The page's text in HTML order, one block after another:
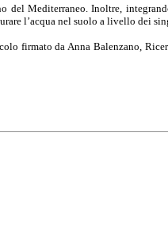
del Mediterraneo. Inoltre,
l’acqua nel suolo a livello dei
firmato da Anna Balenzano,